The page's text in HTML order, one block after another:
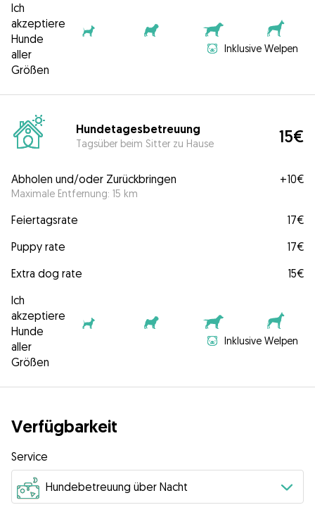
Ich
akzeptiere
Hunde
aller
Größen
Inklusive Welpen
Hundetagesbetreuung
Tagsüber beim Sitter zu Hause 15€
Abholen und/oder Zurückbringen
Maximale Entfernung: 15 km
+10€
Feiertagsrate
17€
Puppy rate
17€
Extra dog rate
15€
Ich
akzeptiere
Hunde
aller
Größen
Inklusive Welpen
Verfügbarkeit
Service